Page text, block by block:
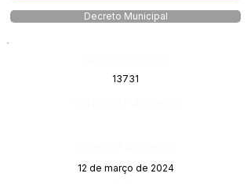
Decreto Municipal
13731
12 de março de 2024